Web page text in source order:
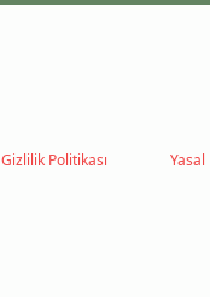
Gizlilik Politikası Yasal